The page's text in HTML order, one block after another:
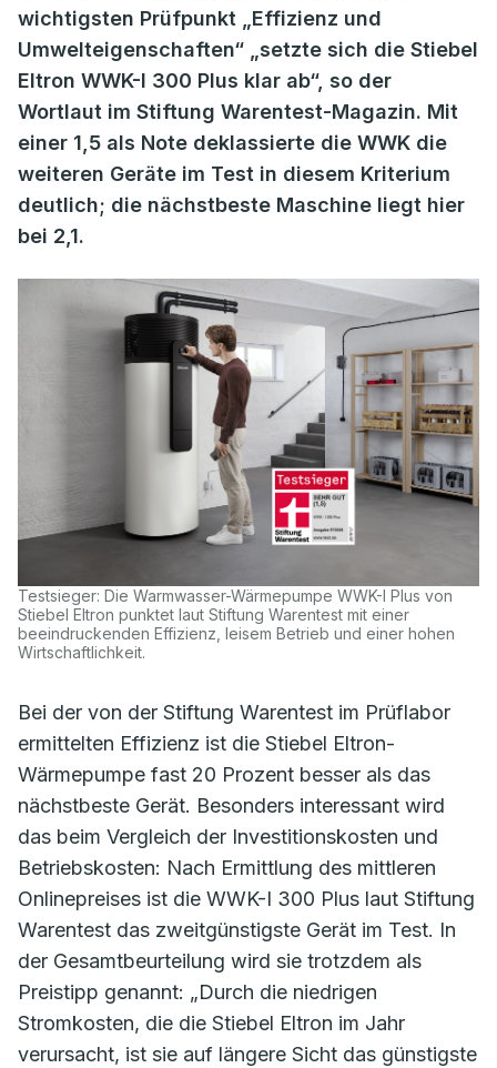
wichtigsten Prüfpunkt „Effizienz und
Umwelteigenschaften“ „setzte sich die Stiebel
Eltron WWK-I 300 Plus klar ab“, so der
Wortlaut im Stiftung Warentest-Magazin. Mit
einer 1,5 als Note deklassierte die WWK die
weiteren Geräte im Test in diesem Kriterium
deutlich; die nächstbeste Maschine liegt hier
bei 2,1.
Testsieger: Die Warmwasser-Wärmepumpe WWK-I Plus von
Stiebel Eltron punktet laut Stiftung Warentest mit einer
beeindruckenden Effizienz, leisem Betrieb und einer hohen
Wirtschaftlichkeit.
Bei der von der Stiftung Warentest im Prüflabor
ermittelten Effizienz ist die Stiebel Eltron-
Wärmepumpe fast 20 Prozent besser als das
nächstbeste Gerät. Besonders interessant wird
das beim Vergleich der Investitionskosten und
Betriebskosten: Nach Ermittlung des mittleren
Onlinepreises ist die WWK-I 300 Plus laut Stiftung
Warentest das zweitgünstigste Gerät im Test. In
der Gesamtbeurteilung wird sie trotzdem als
Preistipp genannt: „Durch die niedrigen
Stromkosten, die die Stiebel Eltron im Jahr
verursacht, ist sie auf längere Sicht das günstigste